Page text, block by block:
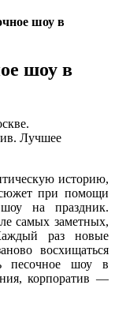
шоу в
шоу в
историю,
при помощи
на праздник.
самых заметных,
раз новые
восхищаться
песочное шоу в
корпоратив —